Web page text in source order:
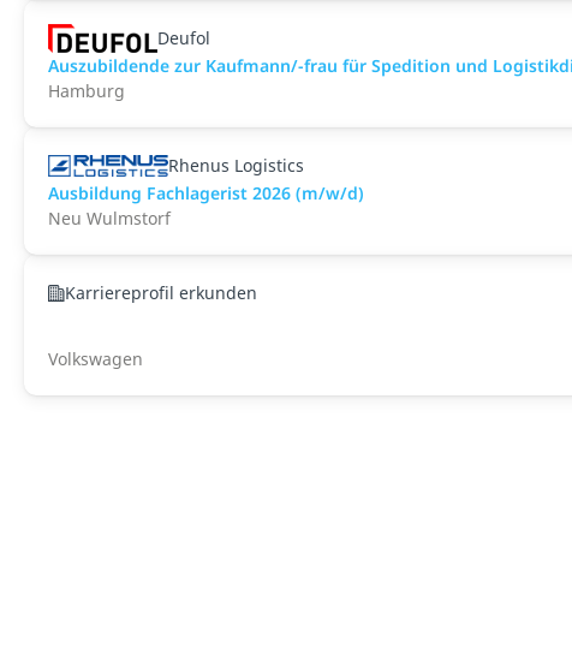
Deufol
Auszubildende zur Kaufmann/-frau für Spedition und
Hamburg
Rhenus Logistics
Ausbildung Fachlagerist 2026 (m/w/d)
Neu Wulmstorf
Karriereprofil erkunden
Volkswagen